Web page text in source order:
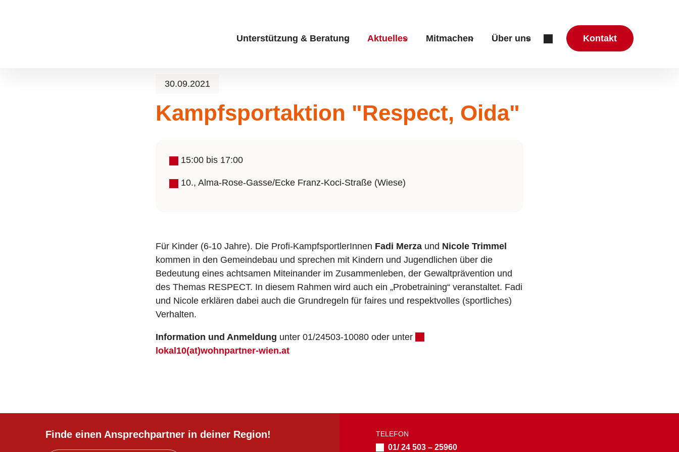
Unterstützung & Beratung
Submenu for "Unterstützung & Beratung"
Aktuelles
Submenu for "Aktuelles"
Mitmachen
Submenu for "Mitmachen"
Über uns
Submenu for "Über uns"
Kontakt
30.09.2021
Kampfsportaktion "Respect, Oida"
15:00 bis 17:00
10., Alma-Rose-Gasse/Ecke Franz-Koci-Straße (Wiese)
Für Kinder (6-10 Jahre). Die Profi-KampfsportlerInnen Fadi Merza und Nicole Trimmel
kommen in den Gemeindebau und sprechen mit Kindern und Jugendlichen über die
Bedeutung eines achtsamen Miteinander im Zusammenleben, der Gewaltprävention und
des Themas RESPECT. In diesem Rahmen wird auch ein „Probetraining“ veranstaltet. Fadi
und Nicole erklären dabei auch die Grundregeln für faires und respektvolles (sportliches)
Verhalten.
Information und Anmeldung unter 01/24503-10080 oder unter
lokal10(at)wohnpartner-wien.at
Finde einen Ansprechpartner in deiner Region! TELEFON
01/ 24 503 – 25960